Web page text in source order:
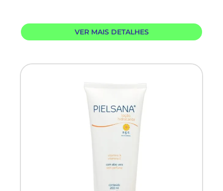
VER MAIS DETALHES